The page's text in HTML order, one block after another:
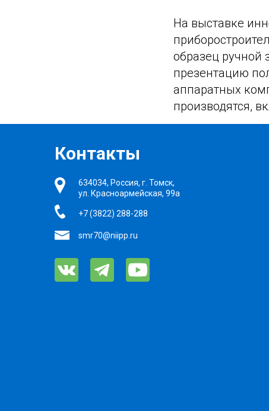
На выставке
образец ручной
презентацию
аппаратных
производятся,
634034, Россия, г. Томск,
ул. Красноармейская, 99а
+7 (3822) 288-288
smr70@niipp.ru
Контакты